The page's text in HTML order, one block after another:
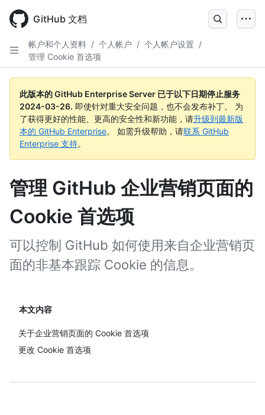
main
content
GitHub 文档
帐户和个人资料 / 个人帐户 / 个人帐户设置 /
管理 Cookie 首选项
此版本的 GitHub Enterprise Server 已于以下日期停止服务
2024-03-26. 即使针对重大安全问题，也不会发布补丁。 为
了获得更好的性能、更高的安全性和新功能，请升级到最新版
本的 GitHub Enterprise。 如需升级帮助，请联系 GitHub
Enterprise 支持。
管理 GitHub 企业营销页面的
Cookie 首选项
可以控制 GitHub 如何使用来自企业营销页
面的非基本跟踪 Cookie 的信息。
本文内容
关于企业营销页面的 Cookie 首选项
更改 Cookie 首选项